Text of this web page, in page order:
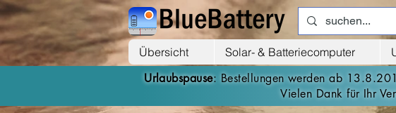
Übersicht Solar- & Batteriecomputer
Urlaubspause: Bestellungen werden ab
Vielen Dank für Ihr